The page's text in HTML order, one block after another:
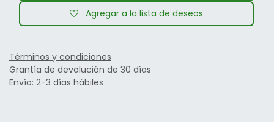
Agregar a la lista de deseos
Términos y condiciones
Grantía de devolución de 30 días
Envío: 2-3 días hábiles